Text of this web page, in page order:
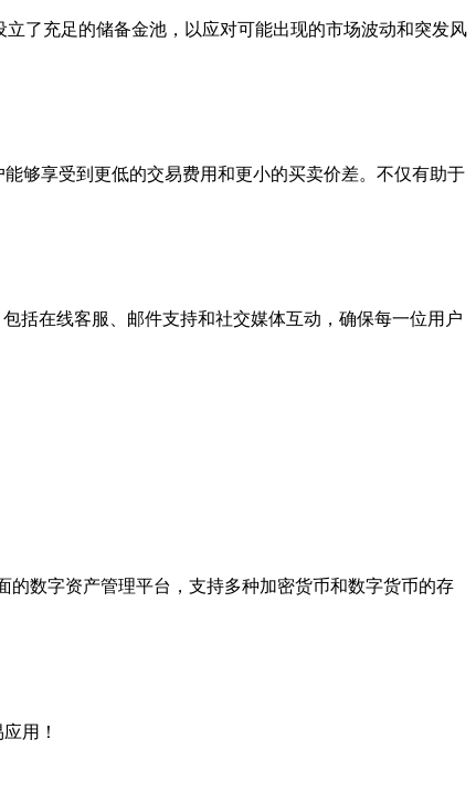
了充足的储备金池，以应对可能出现的市场波动和突发风
够享受到更低的交易费用和更小的买卖价差。不仅有助于
括在线客服、邮件支持和社交媒体互动，确保每一位用户
数字资产管理平台，支持多种加密货币和数字货币的存
用！